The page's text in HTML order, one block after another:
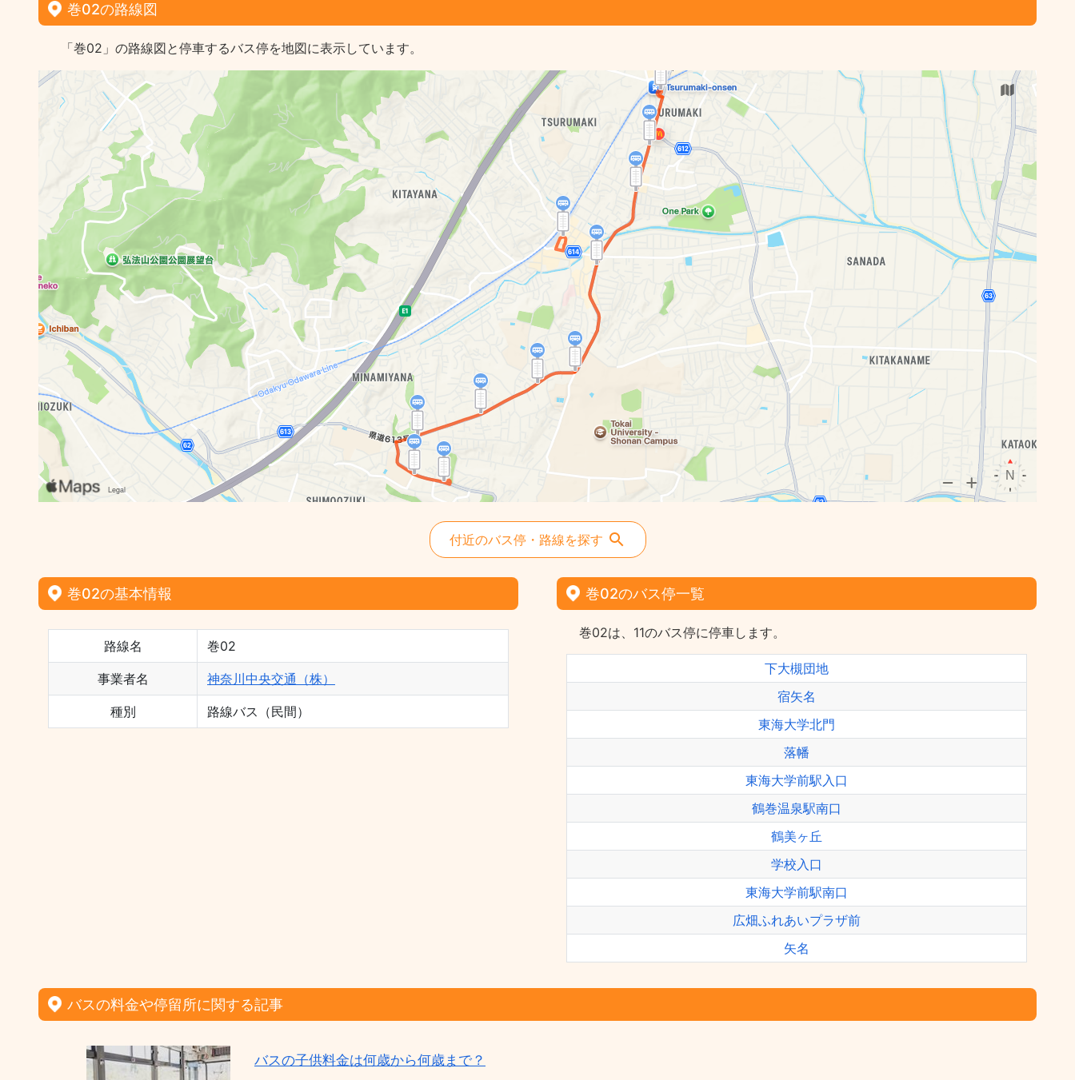
巻02の路線図
「巻02」の路線図と停車するバス停を地図に表示しています。
付近のバス停・路線を探す
巻02の基本情報
路線名 巻02
事業者名 神奈川中央交通（株）
種別 路線バス（民間）
巻02のバス停一覧
巻02は、11のバス停に停車します。
下大槻団地
宿矢名
東海大学北門
落幡
東海大学前駅入口
鶴巻温泉駅南口
鶴美ヶ丘
学校入口
東海大学前駅南口
広畑ふれあいプラザ前
矢名
バスの料金や停留所に関する記事
バスの子供料金は何歳から何歳まで？